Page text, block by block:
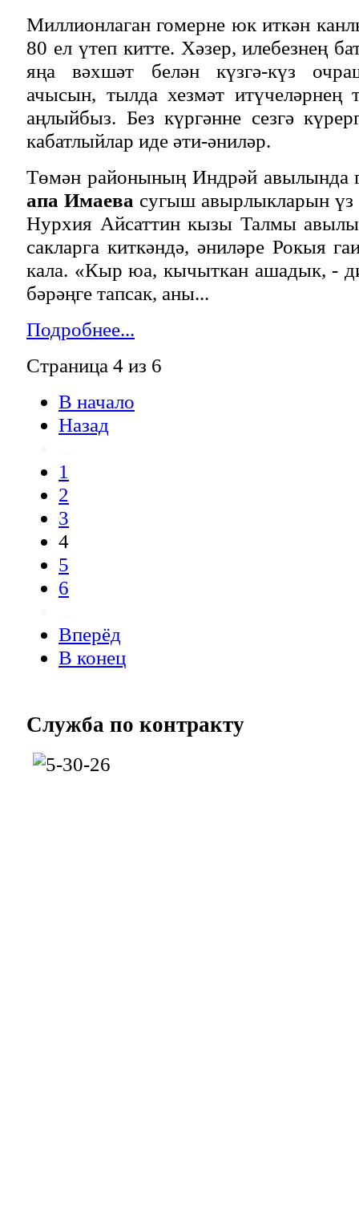
Миллионлаган гомерне юк иткән
80 ел үтеп китте. Хәзер, илебезнең
яңа вәхшәт белән күзгә-күз
ачысын, тылда хезмәт
аңлыйбыз. Без күргәнне сезгә
кабатлыйлар иде әти-әниләр.
Төмән районының Индрәй авылында
апа Имаева сугыш авырлыкларын үз
Нурхия Айсаттин кызы Талмы
сакларга киткәндә, әниләре Рокыя
кала. «Кыр юа, кычыткан ашадык, -
бәрәңге тапсак, аны...
Подробнее...
Страница 4 из 6
В начало
Назад
1
2
3
4
5
6
Вперёд
В конец
Служба по контракту